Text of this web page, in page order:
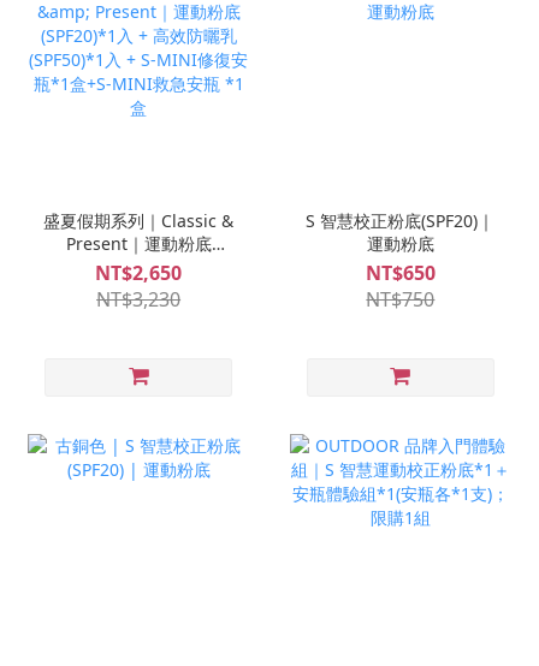
盛夏假期系列｜Classic &
Present｜運動粉底
(SPF20)*1入 + 高效防曬乳
(SPF50)*1入 + S-MINI修
復安瓶*1盒+S-MINI救急
NT$2,650
NT$3,230
S 智慧校正粉底(SPF20)｜
運動粉底
NT$650
NT$750